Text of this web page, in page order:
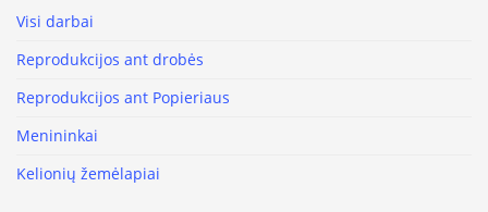
Visi darbai
Reprodukcijos ant drobės
Reprodukcijos ant Popieriaus
Menininkai
Kelionių žemėlapiai